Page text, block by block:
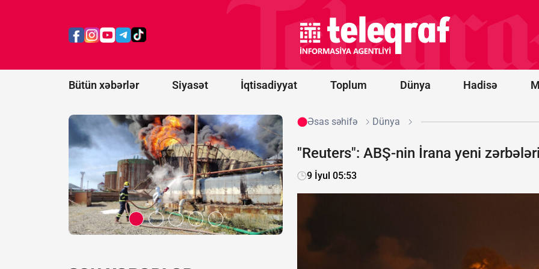
Bütün xəbərlər Siyasət İqtisadiyyat Toplum Dünya Hadisə
rayonunda
FOTO/VİDEO
prosesi
artıq
praktiki
nəticələr
mərhələsinə
RƏY
Əsas səhifə Dünya
"Reuters": ABŞ-nin İrana yeni
9 İyul 05:53